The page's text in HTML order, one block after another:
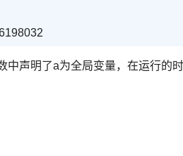
中声明了a为全局变量，在运行的